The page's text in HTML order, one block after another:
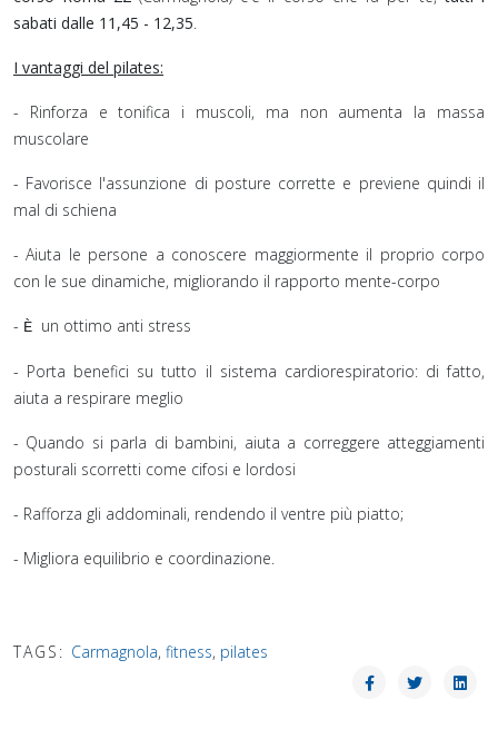
sabati dalle 11,45 - 12,35.
I vantaggi del pilates:
- Rinforza e tonifica i muscoli, ma non aumenta la massa
muscolare
- Favorisce l'assunzione di posture corrette e previene quindi il
mal di schiena
- Aiuta le persone a conoscere maggiormente il proprio corpo
con le sue dinamiche, migliorando il rapporto mente-corpo
- È un ottimo anti stress
- Porta benefici su tutto il sistema cardiorespiratorio: di fatto,
aiuta a respirare meglio
- Quando si parla di bambini, aiuta a correggere atteggiamenti
posturali scorretti come cifosi e lordosi
- Rafforza gli addominali, rendendo il ventre più piatto;
- Migliora equilibrio e coordinazione.
TAGS: Carmagnola, fitness, pilates